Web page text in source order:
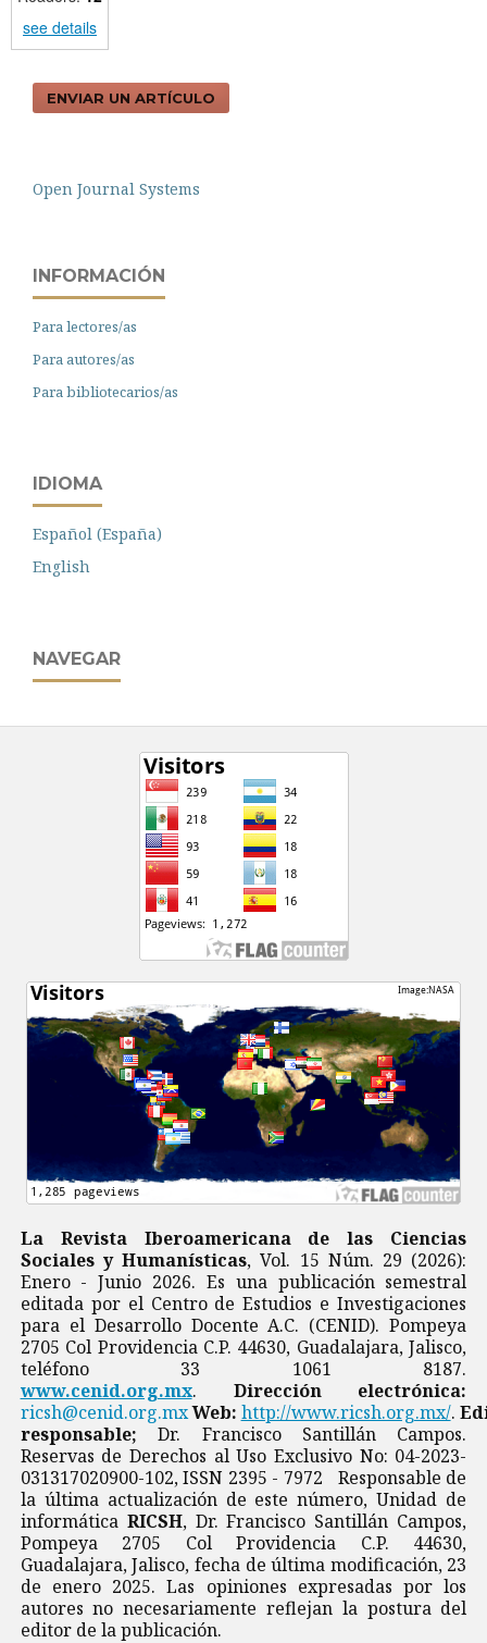
see details
ENVIAR UN ARTÍCULO
Open Journal Systems
INFORMACIÓN
Para lectores/as
Para autores/as
Para bibliotecarios/as
IDIOMA
Español (España)
English
NAVEGAR
La Revista Iberoamericana de las Ciencias
Sociales y Humanísticas, Vol. 15 Núm. 29 (2026):
Enero - Junio 2026. Es una publicación semestral
editada por el Centro de Estudios e Investigaciones
para el Desarrollo Docente A.C. (CENID). Pompeya
2705 Col Providencia C.P. 44630, Guadalajara, Jalisco,
teléfono 33 1061 8187.
www.cenid.org.mx. Dirección electrónica:
ricsh@cenid.org.mxWeb: http://www.ricsh.org.mx/.
responsable; Dr. Francisco Santillán Campos.
Reservas de Derechos al Uso Exclusivo No: 04-2023-
031317020900-102, ISSN 2395 - 7972 Responsable de
la última actualización de este número, Unidad de
informática RICSH, Dr. Francisco Santillán Campos,
Pompeya 2705 Col Providencia C.P. 44630,
Guadalajara, Jalisco, fecha de última modificación, 23
de enero 2025. Las opiniones expresadas por los
autores no necesariamente reflejan la postura del
editor de la publicación.